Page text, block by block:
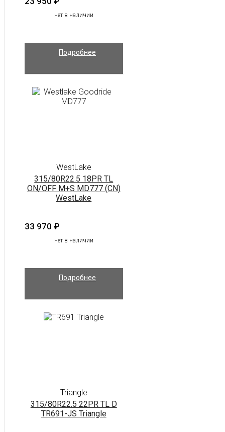
нет в наличии
Подробнее
WestLake
315/80R22.5 18PR TL
ON/OFF M+S MD777 (CN)
WestLake
33 970 ₽
нет в наличии
Подробнее
Triangle
315/80R22.5 22PR TL D
TR691-JS Triangle